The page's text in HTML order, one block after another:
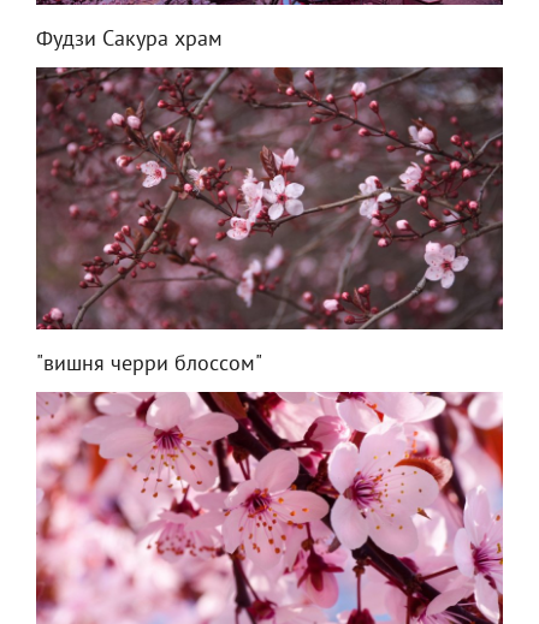
Фудзи Сакура храм
"вишня черри блоссом"